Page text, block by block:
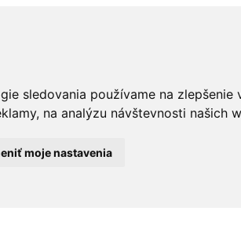
sledovania používame na
na analýzu návštevnosti
moje nastavenia